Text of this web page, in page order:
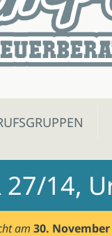
27/14,
am30. November